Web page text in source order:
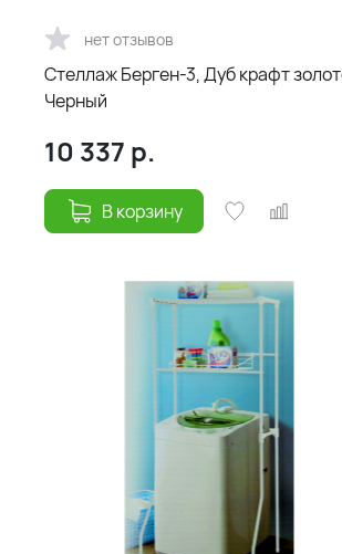
нет отзывов
Стеллаж Берген-3, Дуб крафт
Черный
10 337 р.
В корзину